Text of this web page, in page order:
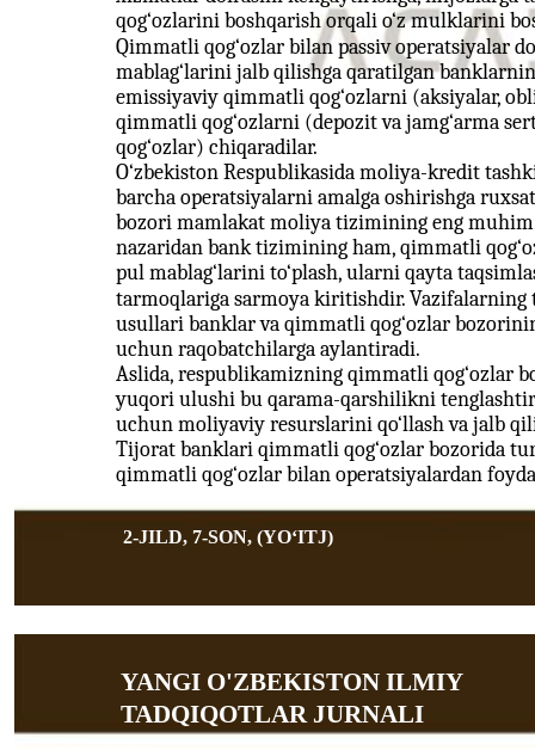
2-JILD, 7-SON, (YOʻITJ)
qog‘ozlarini boshqarish orqali o‘z mulklarini
Qimmatli qog‘ozlar bilan passiv operatsiyalar
mablag‘larini jalb qilishga qaratilgan
emissiyaviy qimmatli qog‘ozlarni (aksiyalar,
qimmatli qog‘ozlarni (depozit va jamg‘arma
qog‘ozlar) chiqaradilar.
O‘zbekiston Respublikasida moliya-kredit
barcha operatsiyalarni amalga oshirishga
bozori mamlakat moliya tizimining eng
nazaridan bank tizimining ham, qimmatli
pul mablag‘larini to‘plash, ularni qayta
tarmoqlariga sarmoya kiritishdir.
usullari banklar va qimmatli qog‘ozlar
uchun raqobatchilarga aylantiradi.
Aslida, respublikamizning qimmatli qog‘ozlar
yuqori ulushi bu qarama-qarshilikni
uchun moliyaviy resurslarini qo‘llash va jalb
Tijorat banklari qimmatli qog‘ozlar bozorida
qimmatli qog‘ozlar bilan operatsiyalardan
YANGI O'ZBEKISTON ILMIY
TADQIQOTLAR JURNALI